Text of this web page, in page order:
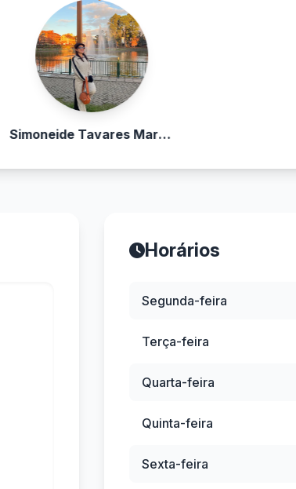
Simoneide Tavares Martins
Horários
Segunda-feira
Terça-feira
Quarta-feira
Quinta-feira
Sexta-feira